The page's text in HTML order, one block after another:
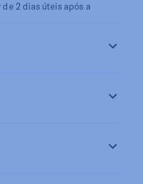
2 dias úteis após a